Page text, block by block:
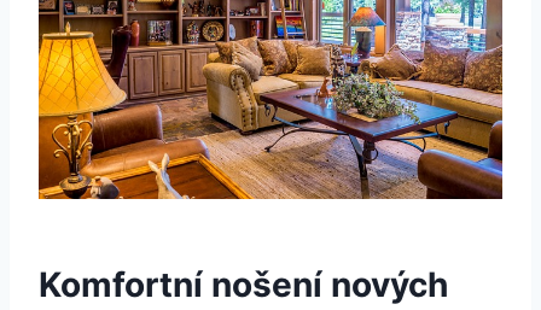
Komfortní nošení nových